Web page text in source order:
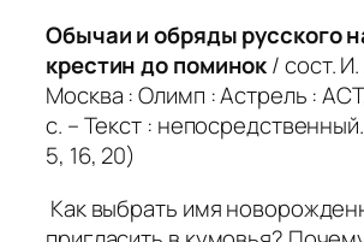
Обычаи и обряды русского
крестин до поминок/ сост.
Москва : Олимп : Астрель :
с. – Текст :
5, 16, 20)
Как выбрать имя